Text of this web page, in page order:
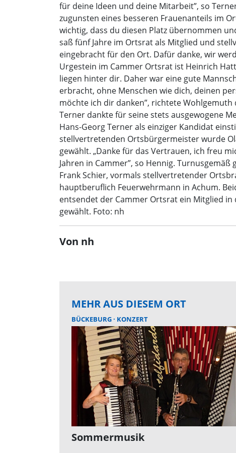
für deine Ideen und deine Mitarbeit”, so
zugunsten eines besseren Frauenanteils im
wichtig, dass du diesen Platz übernommen
saß fünf Jahre im Ortsrat als Mitglied und
eingebracht für den Ort. Dafür danke, wir
Urgestein im Cammer Ortsrat ist Heinrich
liegen hinter dir. Daher war eine gute
erbracht, ohne Menschen wie dich, deinen
möchte ich dir danken”, richtete Wohlgemuth
Terner dankte für seine stets ausgewogene
Hans-Georg Terner als einziger Kandidat
stellvertretenden Ortsbürgermeister wurde
gewählt. „Danke für das Vertrauen, ich freu
Jahren in Cammer”, so Hennig.
Frank Schier, vormals stellvertretender
hauptberuflich Feuerwehrmann in Achum.
entsendet der Cammer Ortsrat ein Mitglied
gewählt. Foto: nh
Von nh
MEHR AUS DIESEM ORT
BÜCKEBURG KONZERT
Sommermusik